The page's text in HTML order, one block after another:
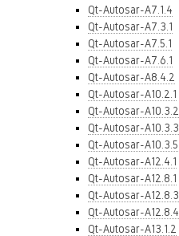
Qt-Autosar-A7.1.4
Qt-Autosar-A7.3.1
Qt-Autosar-A7.5.1
Qt-Autosar-A7.6.1
Qt-Autosar-A8.4.2
Qt-Autosar-A10.2.1
Qt-Autosar-A10.3.2
Qt-Autosar-A10.3.3
Qt-Autosar-A10.3.5
Qt-Autosar-A12.4.1
Qt-Autosar-A12.8.1
Qt-Autosar-A12.8.3
Qt-Autosar-A12.8.4
Qt-Autosar-A13.1.2